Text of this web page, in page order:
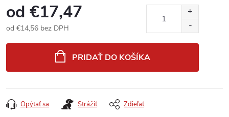
od €17,47
od €14,56 bez DPH
PRIDAŤ DO KOŠÍKA
Opýtať sa Strážiť Zdieľať